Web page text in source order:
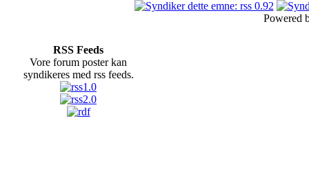
Powered
RSS Feeds
Vore forum poster kan
syndikeres med rss feeds.